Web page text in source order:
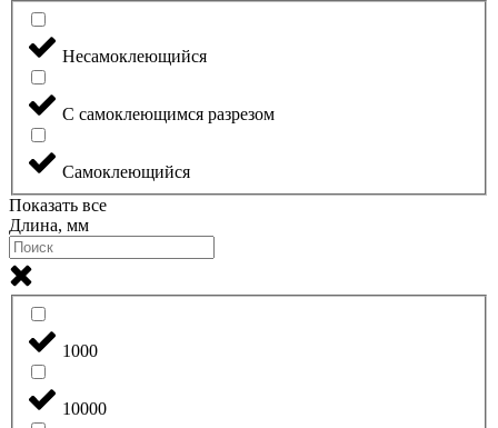
Несамоклеющийся
С самоклеющимся разрезом
Самоклеющийся
Показать все
Длина, мм
1000
10000